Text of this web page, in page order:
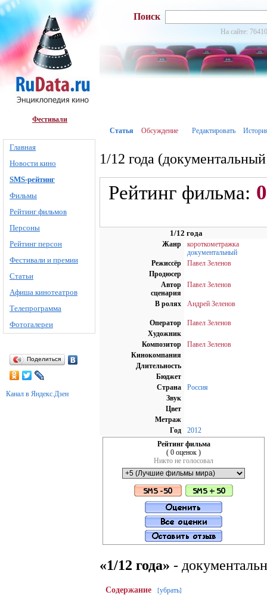
Фестивали
Главная
Новости кино
SMS-рейтинг
Фильмы
Рейтинг фильмов
Персоны
Рейтинг персон
Фестивали и премии
Статьи
Афиша кинотеатров
Телепрограмма
Фотогалереи
Поделиться
Канал в Яндекс.Дзен
Поиск
На сайте:
Статья Обсуждение Редактировать
1/12 года
Рейтинг фильма: 0
1/12 года
Жанр
короткометражка
документальный
Режиссёр
Павел Зеленов
Продюсер
Автор
сценария
Павел Зеленов
В ролях Андрей Зеленов
Оператор
Павел Зеленов
Художник
Композитор
Павел Зеленов
Кинокомпания
Длительность
Бюджет
Страна
Россия
Звук
Цвет
Метраж
Год
2012
Рейтинг фильма
( 0 оценок )
Никто не голосовал
«1/12 года» -
Содержание [убрать]